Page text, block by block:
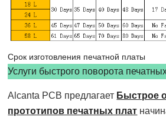
Срок изготовления печатной платы
Услуги быстрого поворота
Alcanta PCB предлагает Быстрое
прототипов печатных плат